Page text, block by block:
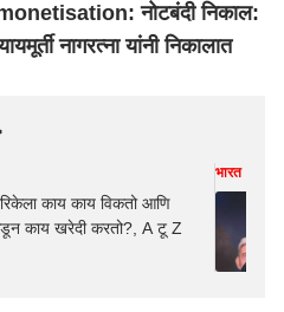
नोटबंदी निकाल:
नागरत्ना यांनी निकालात
काय काय विकतो आणि
काय खरेदी करतो?, A टू Z
भारत